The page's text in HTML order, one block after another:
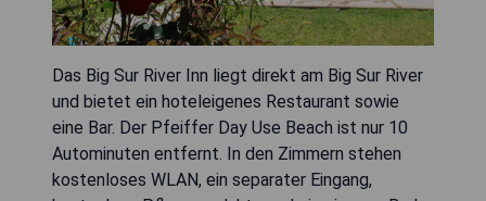
Das Big Sur River Inn liegt direkt am Big Sur River
und bietet ein hoteleigenes Restaurant sowie
eine Bar. Der Pfeiffer Day Use Beach ist nur 10
Autominuten entfernt. In den Zimmern stehen
kostenloses WLAN, ein separater Eingang,